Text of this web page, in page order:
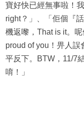
寶好快已經無事啦！
right？」、「佢個『
機返嚟，That is it。
proud of you！畀人
平反下。BTW，11/7
唷！」